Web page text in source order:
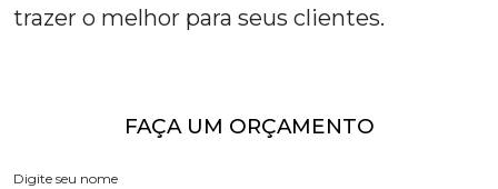
trazer o melhor para seus clientes.
FAÇA UM ORÇAMENTO
Digite seu nome